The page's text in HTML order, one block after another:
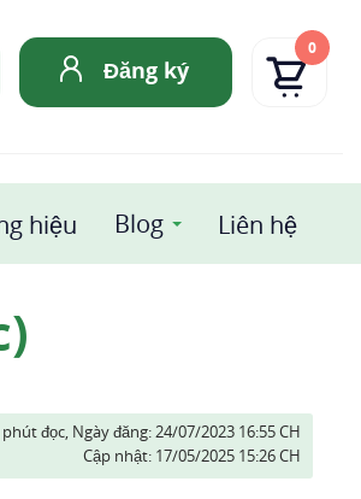
Đăng ký
0
hiệu Blog Liên hệ
đọc, Ngày đăng:24/07/2023 16:55 CH
Cập nhật: 17/05/2025 15:26 CH